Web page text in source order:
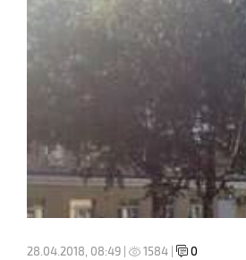
28.04.2018, 08:49 | 1584 | 0